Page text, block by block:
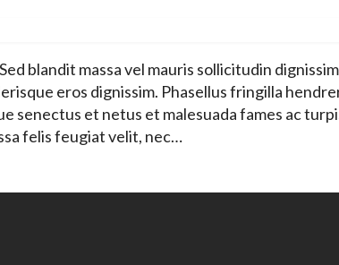
blandit massa vel mauris sollicitudin
eros dignissim. Phasellus fringilla
senectus et netus et malesuada fames ac
felis feugiat velit, nec…